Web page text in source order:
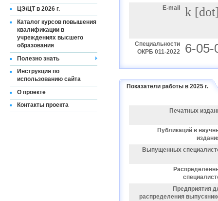
ЦЭ/ЦТ в 2026 г.
Каталог курсов повышения
квалификации в
учреждениях высшего
образования
Полезно знать
Инструкция по
использованию сайта
О проекте
Контакты проекта
E-mail k
Специальности
ОКРБ 011-2022
6-05-
Показатели работы в 2025 г.
Печатных
Публикаций в
Выпущенных
Предприятия
распределения